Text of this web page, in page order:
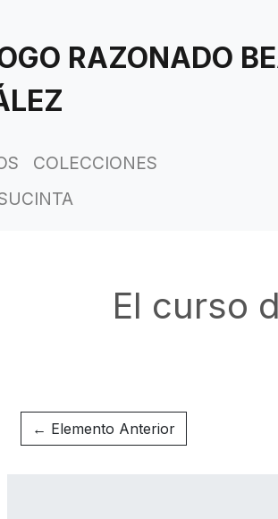
RAZONADO
COLECCIONES
El curso
← Elemento Anterior